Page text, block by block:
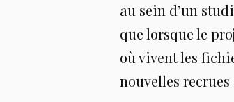
au sein d’un
que lorsque le
où vivent les
nouvelles recrues